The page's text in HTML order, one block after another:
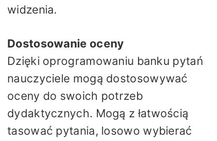
widzenia.
Dostosowanie oceny
Dzięki oprogramowaniu banku pytań
nauczyciele mogą dostosowywać
oceny do swoich potrzeb
dydaktycznych. Mogą z łatwością
tasować pytania, losowo wybierać